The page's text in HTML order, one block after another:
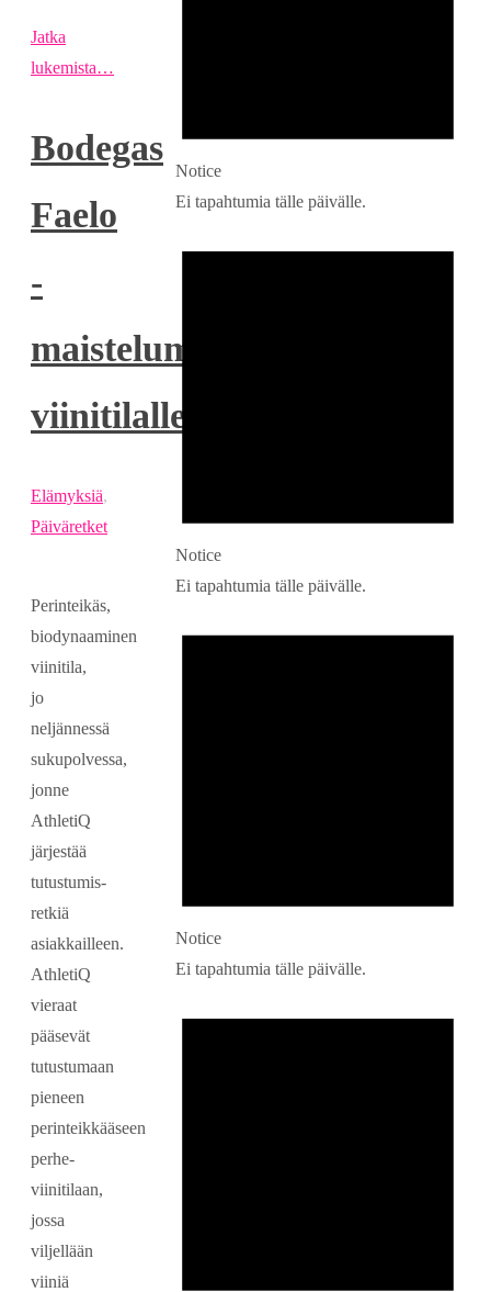
Jatka
lukemista…
Bodegas
Faelo
-
maistelumatka
viinitilalle
Elämyksiä,
Päiväretket
Perinteikäs,
biodynaaminen
viinitila,
jo
neljännessä
sukupolvessa,
jonne
AthletiQ
järjestää
tutustumis-
retkiä
asiakkailleen.
AthletiQ
vieraat
pääsevät
tutustumaan
pieneen
perinteikkääseen
perhe-
viinitilaan,
jossa
viljellään
viiniä
Notice
Ei tapahtumia tälle päivälle.
Notice
Ei tapahtumia tälle päivälle.
Notice
Ei tapahtumia tälle päivälle.